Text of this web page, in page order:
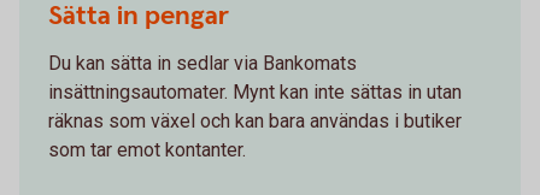
Sätta in pengar
Du kan sätta in sedlar via Bankomats
insättningsautomater. Mynt kan inte sättas in utan
räknas som växel och kan bara användas i butiker
som tar emot kontanter.